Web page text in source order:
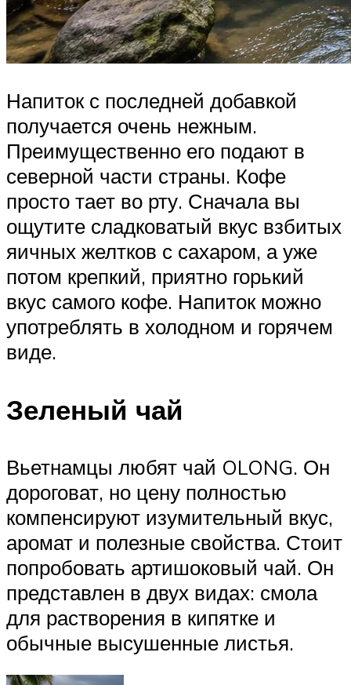
Напиток с последней добавкой
получается очень нежным.
Преимущественно его подают в
северной части страны. Кофе
просто тает во рту. Сначала вы
ощутите сладковатый вкус взбитых
яичных желтков с сахаром, а уже
потом крепкий, приятно горький
вкус самого кофе. Напиток можно
употреблять в холодном и горячем
виде.
Зеленый чай
Вьетнамцы любят чай OLONG. Он
дороговат, но цену полностью
компенсируют изумительный вкус,
аромат и полезные свойства. Стоит
попробовать артишоковый чай. Он
представлен в двух видах: смола
для растворения в кипятке и
обычные высушенные листья.